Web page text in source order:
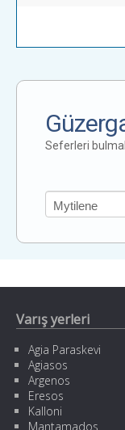
Seferleri
Varış yerleri
Agia Paraskevi
Agiasos
Argenos
Eresos
Kalloni
Mantamados